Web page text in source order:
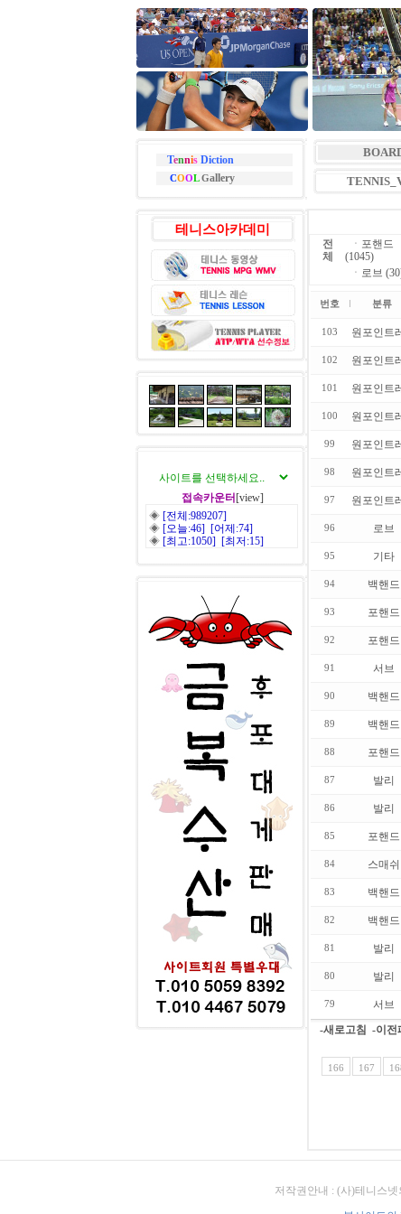
Tennis Diction
COOLGallery
테니스아카데미
접속카운터 [view]
◈ [전체:989207]
◈ [오늘:46] [어제:74]
◈ [최고:1050] [최저:15]
전
체
ㆍ 포핸드
(1045)
ㆍ 로브
번호 분류
103 원포인트
102 원포인트
101 원포인트
100 원포인트
99 원포인트
98 원포인트
97 원포인트
96 로브
95 기타
94 백핸드
93 포핸드
92 포핸드
91 서브
90 백핸드
89 백핸드
88 포핸드
87 발리
86 발리
85 포핸드
84 스매쉬
83 백핸드
82 백핸드
81 발리
80 발리
79 서브
-새로고침 -이전
166
167
저작권안내 : (사)테니스